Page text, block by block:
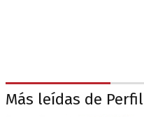
Más leídas de Perfil